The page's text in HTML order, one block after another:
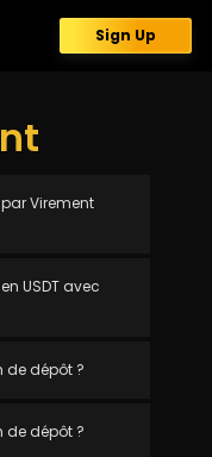
Sign Up
Virement
USDT avec
de dépôt ?
de dépôt ?